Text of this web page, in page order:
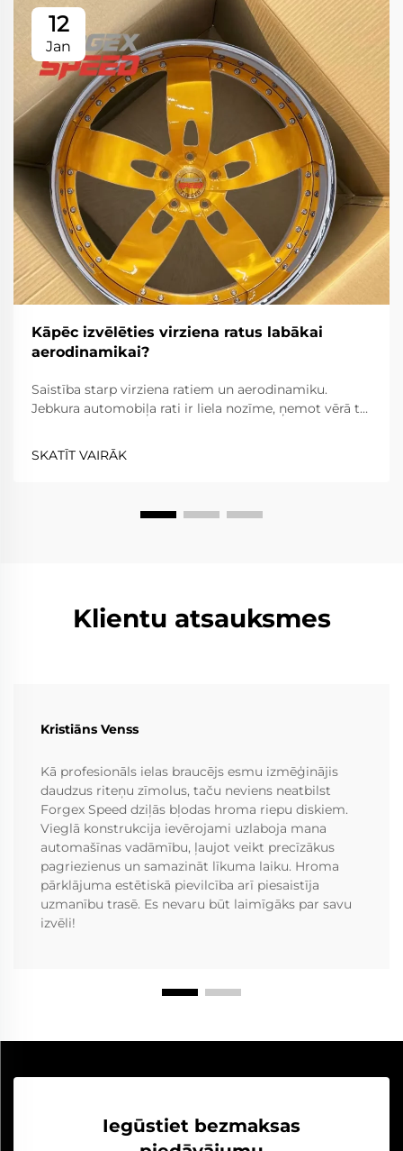
12
Jan
Kāpēc izvēlēties virziena ratus labākai
aerodinamikai?
Saistība starp virziena ratiem un aerodinamiku.
Jebkura automobiļa rati ir liela nozīme, ņemot vērā to
izņēmums; tie parasti uzlabo veiktspēju gr...
SKATĪT VAIRĀK
Klientu atsauksmes
Kristiāns Venss
Kā profesionāls ielas braucējs esmu izmēģinājis
daudzus riteņu zīmolus, taču neviens neatbilst
Forgex Speed dziļās bļodas hroma riepu diskiem.
Vieglā konstrukcija ievērojami uzlaboja mana
automašīnas vadāmību, ļaujot veikt precīzākus
pagriezienus un samazināt līkuma laiku. Hroma
pārklājuma estētiskā pievilcība arī piesaistīja
uzmanību trasē. Es nevaru būt laimīgāks par savu
izvēli!
Iegūstiet bezmaksas